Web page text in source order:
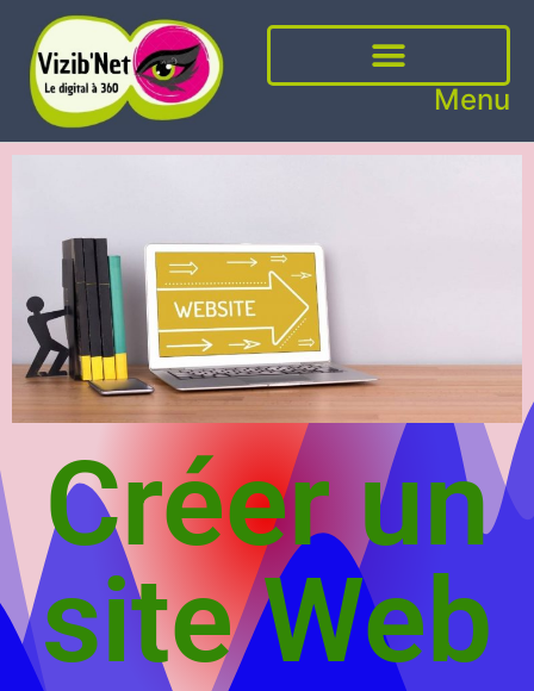
Menu
Créer un
site Web